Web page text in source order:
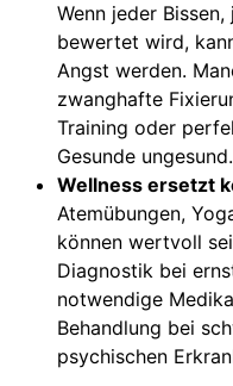
Wenn jeder
bewertet wird,
Angst werden.
zwanghafte
Training oder
Gesunde ungesund.
Wellness ersetzt
Atemübungen,
können wertvoll
Diagnostik bei
notwendige
Behandlung bei
psychischen